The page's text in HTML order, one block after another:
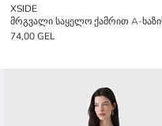
XSIDE
მრგვალი საყელო ქამრით A-
74,00 GEL